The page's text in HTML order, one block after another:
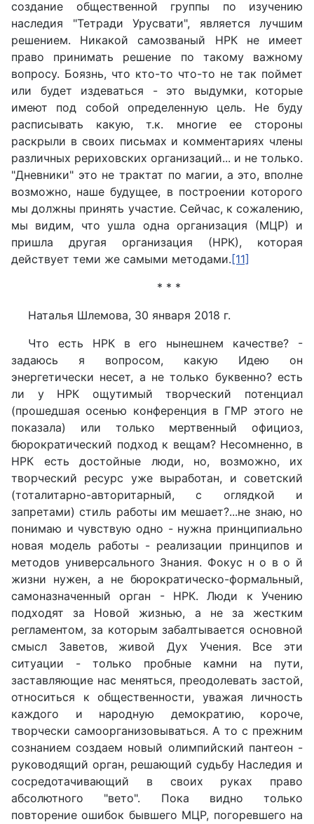
создание общественной группы по изучению
наследия "Тетради Урусвати", является лучшим
решением. Никакой самозваный НРК не имеет
право принимать решение по такому важному
вопросу. Боязнь, что кто-то что-то не так поймет
или будет издеваться - это выдумки, которые
имеют под собой определенную цель. Не буду
расписывать какую, т.к. многие ее стороны
раскрыли в своих письмах и комментариях члены
различных рериховских организаций... и не только.
"Дневники" это не трактат по магии, а это, вполне
возможно, наше будущее, в построении которого
мы должны принять участие. Сейчас, к сожалению,
мы видим, что ушла одна организация (МЦР) и
пришла другая организация (НРК), которая
действует теми же самыми методами. [11]
* * *
Наталья Шлемова, 30 января 2018 г.
Что есть НРК в его нынешнем качестве? -
задаюсь я вопросом, какую Идею он
энергетически несет, а не только буквенно? есть
ли у НРК ощутимый творческий потенциал
(прошедшая осенью конференция в ГМР этого не
показала) или только мертвенный официоз,
бюрократический подход к вещам? Несомненно, в
НРК есть достойные люди, но, возможно, их
творческий ресурс уже выработан, и советский
(тоталитарно-авторитарный, с оглядкой и
запретами) стиль работы им мешает?...не знаю, но
понимаю и чувствую одно - нужна принципиально
новая модель работы - реализации принципов и
методов универсального Знания. Фокус н о в о й
жизни нужен, а не бюрократическо-формальный,
самоназначенный орган - НРК. Люди к Учению
подходят за Новой жизнью, а не за жестким
регламентом, за которым забалтывается основной
смысл Заветов, живой Дух Учения. Все эти
ситуации - только пробные камни на пути,
заставляющие нас меняться, преодолевать застой,
относиться к общественности, уважая личность
каждого и народную демократию, короче,
творчески самоорганизовываться. А то с прежним
сознанием создаем новый олимпийский пантеон -
руководящий орган, решающий судьбу Наследия и
сосредотачивающий в своих руках право
абсолютного "вето". Пока видно только
повторение ошибок бывшего МЦР, погоревшего на